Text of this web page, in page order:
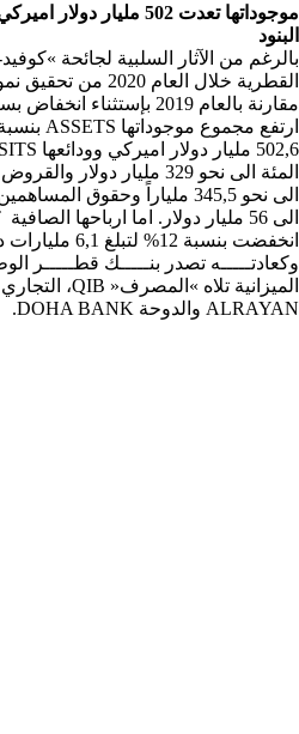
البنود
القطرية خلال العام
مقارنة بالعام 2019
انخفضت بنسبة 12% لتبلغ 6,1 مليارات دولار.
ALRAYAN والدوحة DOHA BANK.